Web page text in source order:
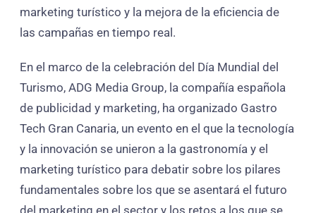
marketing turístico y la mejora de la eficiencia de
las campañas en tiempo real.
En el marco de la celebración del Día Mundial del
Turismo, ADG Media Group, la compañía española
de publicidad y marketing, ha organizado Gastro
Tech Gran Canaria, un evento en el que la tecnología
y la innovación se unieron a la gastronomía y el
marketing turístico para debatir sobre los pilares
fundamentales sobre los que se asentará el futuro
del marketing en el sector y los retos a los que se